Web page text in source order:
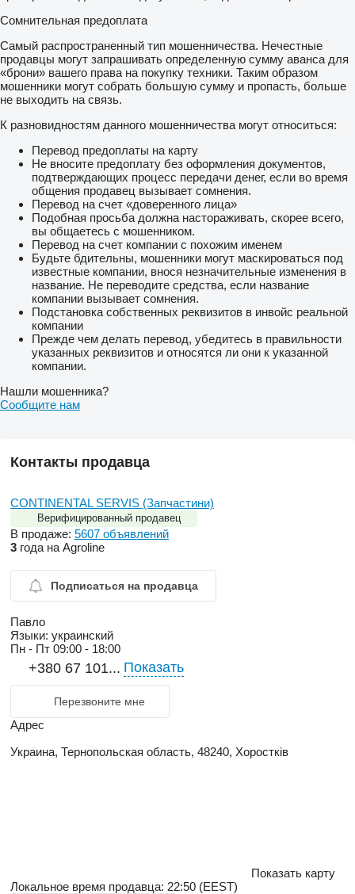
Сомнительная предоплата
Самый распространенный тип мошенничества. Нечестные
продавцы могут запрашивать определенную сумму аванса для
«брони» вашего права на покупку техники. Таким образом
мошенники могут собрать большую сумму и пропасть, больше
не выходить на связь.
К разновидностям данного мошенничества могут относиться:
Перевод предоплаты на карту
Не вносите предоплату без оформления документов,
подтверждающих процесс передачи денег, если во время
общения продавец вызывает сомнения.
Перевод на счет «доверенного лица»
Подобная просьба должна настораживать, скорее всего,
вы общаетесь с мошенником.
Перевод на счет компании с похожим именем
Будьте бдительны, мошенники могут маскироваться под
известные компании, внося незначительные изменения в
название. Не переводите средства, если название
компании вызывает сомнения.
Подстановка собственных реквизитов в инвойс реальной
компании
Прежде чем делать перевод, убедитесь в правильности
указанных реквизитов и относятся ли они к указанной
компании.
Нашли мошенника?
Сообщите нам
Контакты продавца
CONTINENTAL SERVIS (Запчастини)
Верифицированный продавец
В продаже: 5607 объявлений
3 года на Agroline
Подписаться на продавца
Павло
Языки: украинский
Пн - Пт 09:00 - 18:00
+380 67 101... Показать
Перезвоните мне
Адрес
Украина, Тернопольская область, 48240, Хоростків
Показать карту
Локальное время продавца: 22:50 (EEST)